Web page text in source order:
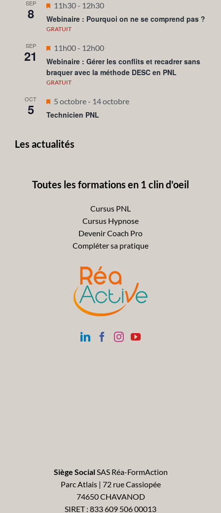
SEP
8
Mis
en
avant
11h30- 12h30
Webinaire : Pourquoi on ne se comprend pas ?
GRATUIT
SEP
21
Mis
en
avant
11h00- 12h00
Webinaire : Gérer les conflits et recadrer sans
braquer avec la méthode DESC en PNL
GRATUIT
OCT
5
Mis
en
5 octobre- 14 octobre
Technicien PNL
Les actualités
Toutes les formations en 1 clin d'oeil
Cursus PNL
Cursus Hypnose
Devenir Coach Pro
Compléter sa pratique
Siège SocialSAS Réa-FormAction
Parc Atlais | 72 rue Cassiopée
74650 CHAVANOD
SIRET : 833 609 506 00013